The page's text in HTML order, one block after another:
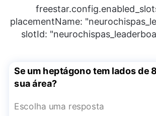
placementName:
slotId:
Se um heptágono tem lados de
sua área?
Escolha uma resposta